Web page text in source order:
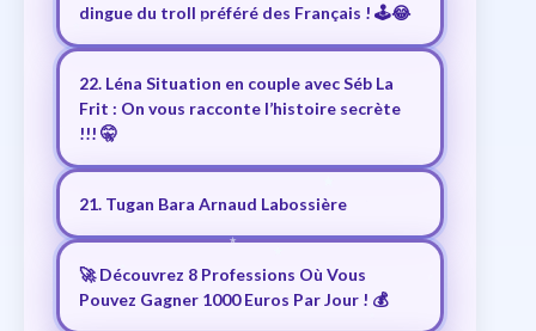
dingue du troll préféré des Français ! 🕹️😂
22. Léna Situation en couple avec Séb La
Frit : On vous racconte l’histoire secrète
!!! 🤫
21. Tugan Bara Arnaud Labossière
🚀 Découvrez 8 Professions Où Vous
Pouvez Gagner 1000 Euros Par Jour ! 💰